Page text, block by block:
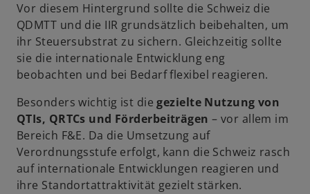
Vor diesem Hintergrund sollte die Schweiz die
QDMTT und die IIR grundsätzlich beibehalten, um
ihr Steuersubstrat zu sichern. Gleichzeitig sollte
sie die internationale Entwicklung eng
beobachten und bei Bedarf flexibel reagieren.
Besonders wichtig ist diegezielte Nutzung von
QTIs, QRTCs und Förderbeiträgen– vor allem im
Bereich F&E. Da die Umsetzung auf
Verordnungsstufe erfolgt, kann die Schweiz rasch
auf internationale Entwicklungen reagieren und
ihre Standortattraktivität gezielt stärken.